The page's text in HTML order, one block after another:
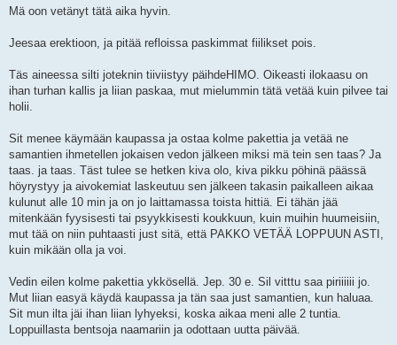
Mä oon vetänyt tätä aika hyvin.
Jeesaa erektioon, ja pitää refloissa paskimmat fiilikset pois.
Täs aineessa silti joteknin tiiviistyy päihdeHIMO. Oikeasti ilokaasu on
ihan turhan kallis ja liian paskaa, mut mielummin tätä vetää kuin pilvee tai
holii.
Sit menee käymään kaupassa ja ostaa kolme pakettia ja vetää ne
samantien ihmetellen jokaisen vedon jälkeen miksi mä tein sen taas? Ja
taas. ja taas. Täst tulee se hetken kiva olo, kiva pikku pöhinä päässä
höyrystyy ja aivokemiat laskeutuu sen jälkeen takasin paikalleen aikaa
kulunut alle 10 min ja on jo laittamassa toista hittiä. Ei tähän jää
mitenkään fyysisesti tai psyykkisesti koukkuun, kuin muihin huumeisiin,
mut tää on niin puhtaasti just sitä, että PAKKO VETÄÄ LOPPUUN ASTI,
kuin mikään olla ja voi.
Vedin eilen kolme pakettia ykkösellä. Jep. 30 e. Sil vitttu saa piriiiiii jo.
Mut liian easyä käydä kaupassa ja tän saa just samantien, kun haluaa.
Sit mun ilta jäi ihan liian lyhyeksi, koska aikaa meni alle 2 tuntia.
Loppuillasta bentsoja naamariin ja odottaan uutta päivää.